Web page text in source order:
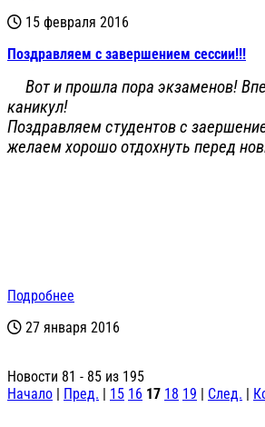
15 февраля 2016
Поздравляем с завершением сессии!!!
Вот и прошла пора экзаменов!
каникул!
Поздравляем студентов с
желаем хорошо отдохнуть перед
Подробнее
27 января 2016
Новости 81 - 85 из 195
Начало | Пред. | 15 16 17 18 19 | След. |